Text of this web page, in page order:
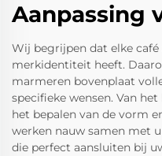
Aanpassing
Wij begrijpen dat elke
merkidentiteit heeft.
marmeren bovenplaat
specifieke wensen. Van
het bepalen van de vorm
werken nauw samen met
die perfect aansluiten bij